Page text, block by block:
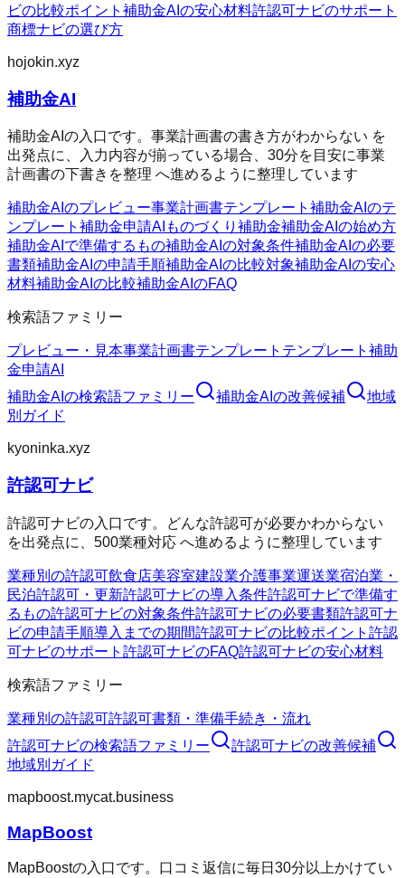
ビの比較ポイント 補助金AIの安心材料許認可ナビのサポート
商標ナビの選び方
hojokin.xyz
補助金AI
補助金AIの入口です。事業計画書の書き方がわからない を
出発点に、入力内容が揃っている場合、30分を目安に事業
計画書の下書きを整理 へ進めるように整理しています
補助金AIのプレビュー事業計画書テンプレート 補助金AIのテ
ンプレート 補助金申請AI ものづくり補助金補助金AIの始め方
補助金AIで準備するもの補助金AIの対象条件補助金AIの必要
書類補助金AIの申請手順補助金AIの比較対象補助金AIの安心
材料補助金AIの比較補助金AIのFAQ
検索語ファミリー
プレビュー・見本事業計画書テンプレート テンプレート 補助
金申請AI
補助金AI の検索語ファミリー 補助金AI の改善候補
地域
別ガイド
kyoninka.xyz
許認可ナビ
許認可ナビの入口です。どんな許認可が必要かわからない
を出発点に、500業種対応 へ進めるように整理しています
業種別の許認可飲食店美容室建設業介護事業運送業宿泊業・
民泊許認可・更新許認可ナビの導入条件許認可ナビで準備す
るもの許認可ナビの対象条件許認可ナビの必要書類許認可ナ
ビの申請手順導入までの期間許認可ナビの比較ポイント 許認
可ナビのサポート 許認可ナビのFAQ許認可ナビの安心材料
検索語ファミリー
業種別の許認可許認可書類・準備手続き・流れ
許認可ナビの検索語ファミリー 許認可ナビの改善候補
地域別ガイド
mapboost.mycat.business
MapBoost
MapBoostの入口です。口コミ返信に毎日30分以上かけてい